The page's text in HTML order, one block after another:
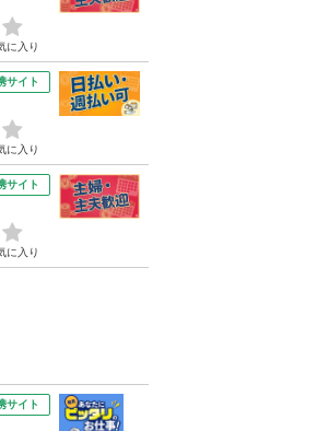
に入り
サイト
に入り
サイト
に入り
サイト